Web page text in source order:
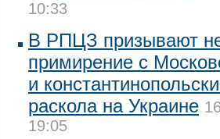
10:33
В РПЦЗ призывают
примирение с
и
раскола на Украине
19:05